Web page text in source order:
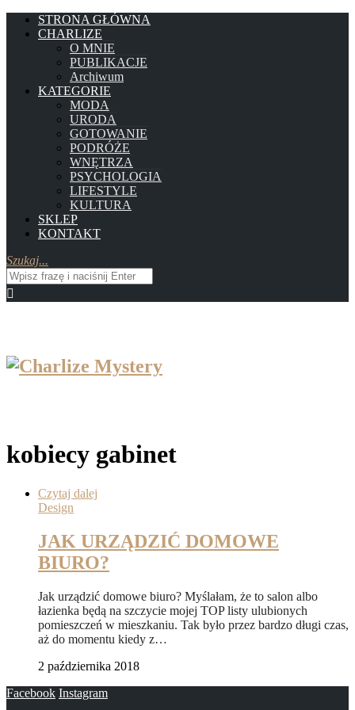
STRONA GŁÓWNA
CHARLIZE
O MNIE
PUBLIKACJE
Archiwum
KATEGORIE
MODA
URODA
GOTOWANIE
PODRÓŻE
WNĘTRZA
PSYCHOLOGIA
LIFESTYLE
KULTURA
SKLEP
KONTAKT
Szukaj...
kobiecy gabinet
Czytaj dalej
Design
JAK URZĄDZIĆ DOMOWE
BIURO?
Jak urządzić domowe biuro? Myślałam, że to salon albo
łazienka będą na szczycie mojej TOP listy ulubionych
pomieszczeń w mieszkaniu. Tak było przez bardzo długi czas,
aż do momentu kiedy z…
2 października 2018
Facebook Instagram